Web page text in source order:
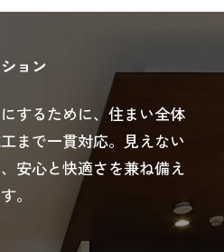
ョン
するために、住まい全体
まで一貫対応。見えない
安心と快適さを兼ね備え
。